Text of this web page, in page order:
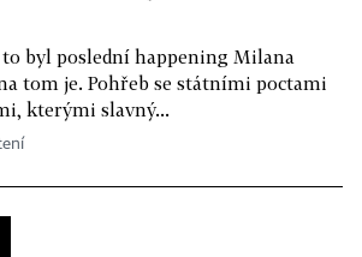
byl poslední happening Milana
tom je. Pohřeb se státními poctami
kterými slavný...